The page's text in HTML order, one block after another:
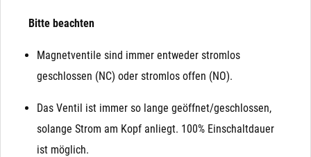
Bitte beachten
Magnetventile sind immer entweder stromlos
geschlossen (NC) oder stromlos offen (NO).
Das Ventil ist immer so lange geöffnet/geschlossen,
solange Strom am Kopf anliegt. 100% Einschaltdauer
ist möglich.